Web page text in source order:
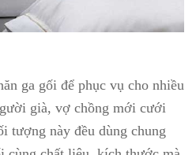
ga gối để phục vụ cho nhiều
già, vợ chồng mới cưới
tượng này đều dùng chung